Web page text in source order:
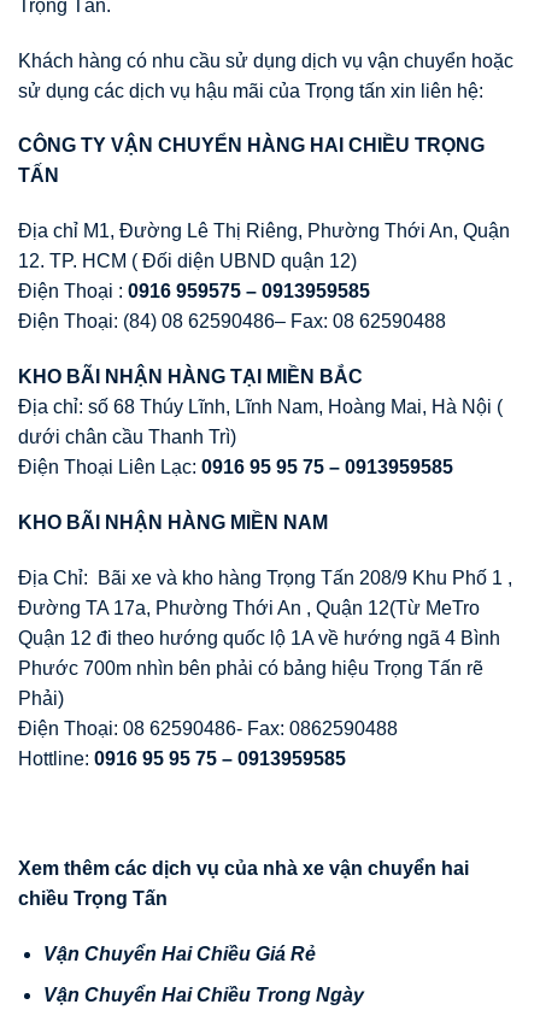
Trọng Tấn.
Khách hàng có nhu cầu sử dụng dịch vụ vận chuyển hoặc
sử dụng các dịch vụ hậu mãi của Trọng tấn xin liên hệ:
CÔNG TY VẬ N CHUYỂ N HÀNG HAI CHI ỀU TRỌNG
TẤ N
Địa chỉ M1, Đường Lê Thị Riêng, Phường Thới An, Quận
12. TP. HCM ( Đối diện UBND quận 12)
Điện Thoại : 0916 959575 – 0913959585
Điện Thoại: (84) 08 62590486– Fax: 08 62590488
KHO BÃI NHẬ N HÀNG TẠ I MI Ề N BẮC
Địa chỉ: số 68 Thúy Lĩnh, Lĩnh Nam, Hoàng Mai, Hà Nội (
dưới chân cầu Thanh Trì)
Điện Thoại Liên Lạc: 0916 95 95 75 – 0913959585
KHO BÃI NHẬ N HÀNG MI Ề N NAM
Địa Chỉ: Bãi xe và kho hàng Trọng Tấn 208/9 Khu Phố 1 ,
Đường TA 17a, Phường Thới An , Quận 12(Từ MeTro
Quận 12 đi theo hướng quốc lộ 1A về hướng ngã 4 Bình
Phước 700m nhìn bên phải có bảng hiệu Trọng Tấn rẽ
Phải)
Điện Thoại: 08 62590486- Fax: 0862590488
Hottline: 0916 95 95 75 – 0913959585
Xem thêm các d ịch vụ của nhà xe vận chuyển hai
chiều Trọng Tấn
Vận Chuyển Hai Chiều Giá Rẻ
Vận Chuyển Hai Chiều Trong Ngày